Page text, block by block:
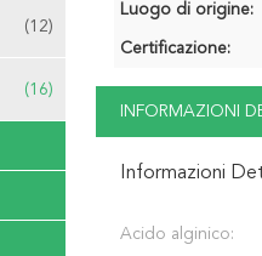
(12)
(16)
Luogo di origine:
Certificazione:
INFORMAZIONI
Informazioni
Acido alginico: